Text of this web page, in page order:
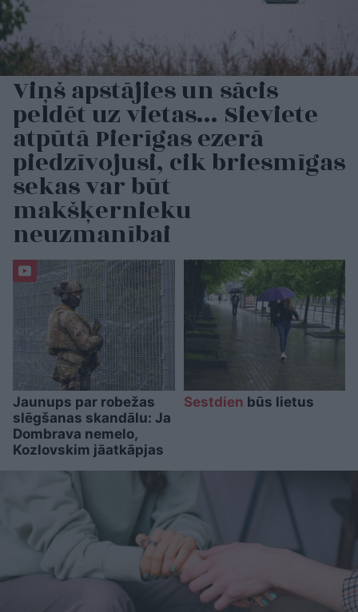
Viņš apstājies un sācis
peldēt uz vietas… Sieviete
atpūtā Pierīgas ezerā
piedzīvojusi, cik briesmīgas
sekas var būt
makšķernieku
neuzmanībai
Jaunups par robežas
slēgšanas skandālu: Ja
Dombrava nemelo,
Kozlovskim jāatkāpjas
Sestdien būs lietus